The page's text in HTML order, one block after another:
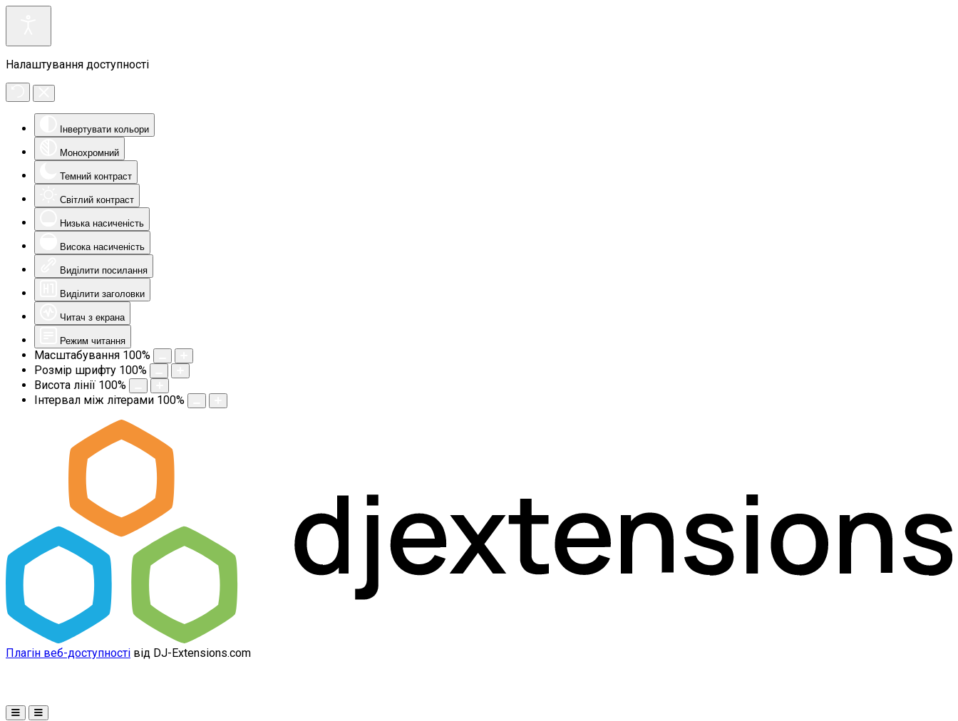
Налаштування доступності
Інвертувати кольори
Монохромний
Темний контраст
Світлий контраст
Низька насиченість
Висока насиченість
Виділити посилання
Виділити заголовки
Читач з екрана
Режим читання
Масштабування 100%
Розмір шрифту 100%
Висота лінії 100%
Інтервал між літерами 100%
Плагін веб-доступності від DJ-Extensions.com